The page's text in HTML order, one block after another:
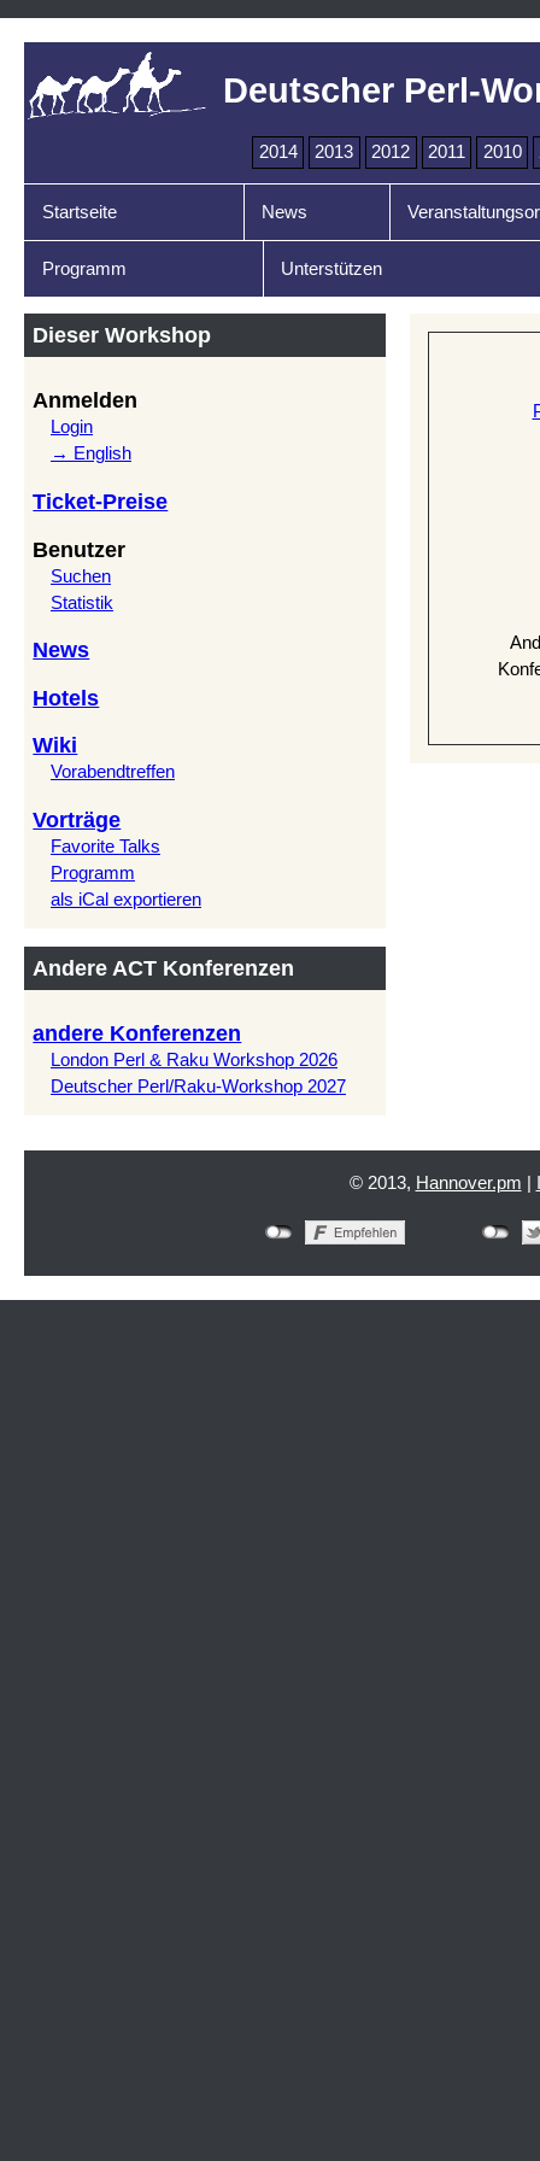
Deutscher Perl-
2014 2013 2012 2011 2010
Startseite News
Programm Unterstützen
Dieser Workshop
Anmelden
Login
→ English
Ticket-Preise
Benutzer
Suchen
Statistik
News
Hotels
Wiki
Vorabendtreffen
Vorträge
Favorite Talks
Programm
als iCal exportieren
Andere ACT Konferenzen
andere Konferenzen
London Perl & Raku Workshop 2026
Deutscher Perl/Raku-Workshop 2027
© 2013, Hannover.pm